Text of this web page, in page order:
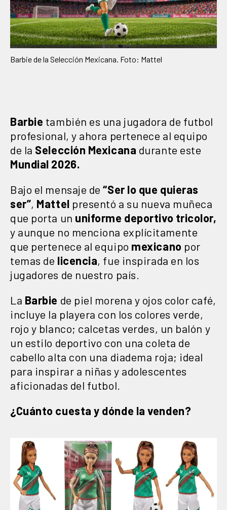
Barbie de la Selección Mexicana. Foto: Mattel
Barbie también es una jugadora de futbol
profesional, y ahora pertenece al equipo
de la Selección Mexicana durante este
Mundial 2026.
Bajo el mensaje de “Ser lo que quieras
ser”, Mattel presentó a su nueva muñeca
que porta un uniforme deportivo tricolor,
y aunque no menciona explícitamente
que pertenece al equipo mexicano por
temas de licencia, fue inspirada en los
jugadores de nuestro país.
La Barbie de piel morena y ojos color café,
incluye la playera con los colores verde,
rojo y blanco; calcetas verdes, un balón y
un estilo deportivo con una coleta de
cabello alta con una diadema roja; ideal
para inspirar a niñas y adolescentes
aficionadas del futbol.
¿Cuánto cuesta y dónde la venden?